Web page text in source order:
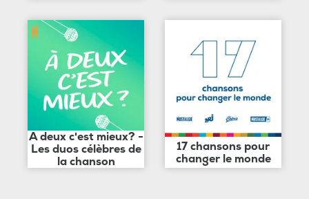
A deux c'est mieux? -
Les duos célèbres de
la chanson
17 chansons pour
changer le monde